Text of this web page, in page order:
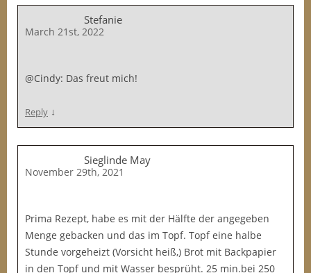
Stefanie
March 21st, 2022
@Cindy: Das freut mich!
Reply ↓
Sieglinde May
November 29th, 2021
Prima Rezept, habe es mit der Hälfte der angegeben
Menge gebacken und das im Topf. Topf eine halbe
Stunde vorgeheizt (Vorsicht heiß,) Brot mit Backpapier
in den Topf und mit Wasser besprüht. 25 min.bei 250